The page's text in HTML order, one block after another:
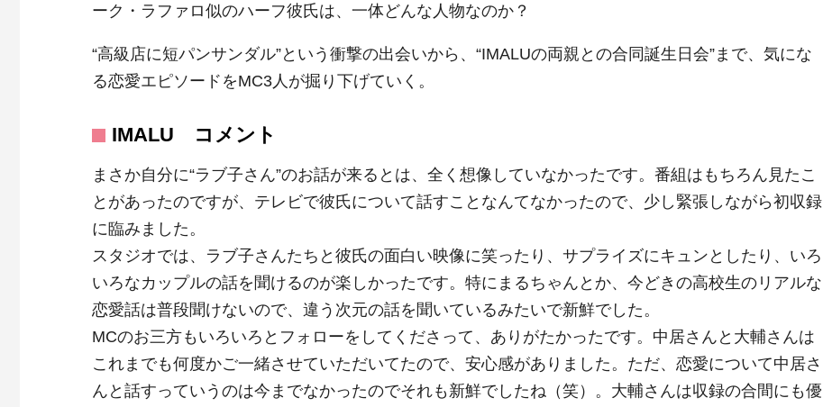
ーク・ラファロ似のハーフ彼氏は、一体どんな人物なのか？
“高級店に短パンサンダル”という衝撃の出会いから、“IMALUの両親との合同誕生日会”まで、気にな
る恋愛エピソードをMC3人が掘り下げていく。
IMALU コメント
まさか自分に“ラブ子さん”のお話が来るとは、全く想像していなかったです。番組はもちろん見たこ
とがあったのですが、テレビで彼氏について話すことなんてなかったので、少し緊張しながら初収録
に臨みました。
スタジオでは、ラブ子さんたちと彼氏の面白い映像に笑ったり、サプライズにキュンとしたり、いろ
いろなカップルの話を聞けるのが楽しかったです。特にまるちゃんとか、今どきの高校生のリアルな
恋愛話は普段聞けないので、違う次元の話を聞いているみたいで新鮮でした。
MCのお三方もいろいろとフォローをしてくださって、ありがたかったです。中居さんと大輔さんは
これまでも何度かご一緒させていただいてたので、安心感がありました。ただ、恋愛について中居さ
んと話すっていうのは今までなかったのでそれも新鮮でしたね（笑）。大輔さんは収録の合間にも優